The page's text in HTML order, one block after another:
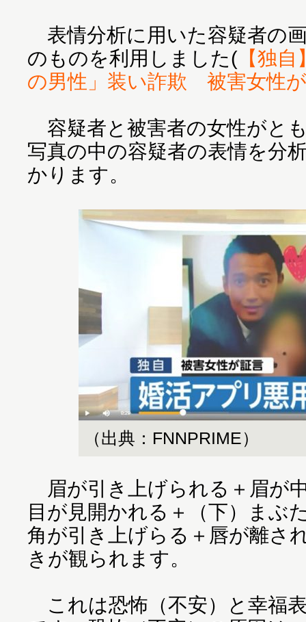
表情分析に用いた容疑者の
のものを利用しました( 【独
の男性」装い詐欺 被害女性
容疑者と被害者の女性がと
写真の中の容疑者の表情を分
かります。
（出典：FNNPRIME）
眉が引き上げられる＋眉が
目が見開かれる＋（下）まぶ
角が引き上げらる＋唇が離さ
きが観られます。
これは恐怖（不安）と幸福